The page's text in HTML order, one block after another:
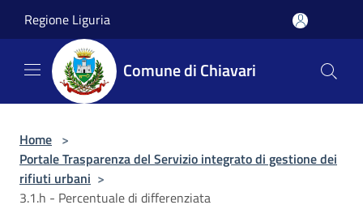
Regione Liguria
Comune di Chiavari
Home >
Portale Trasparenza del Servizio integrato di gestione dei
rifiuti urbani >
3.1.h - Percentuale di differenziata